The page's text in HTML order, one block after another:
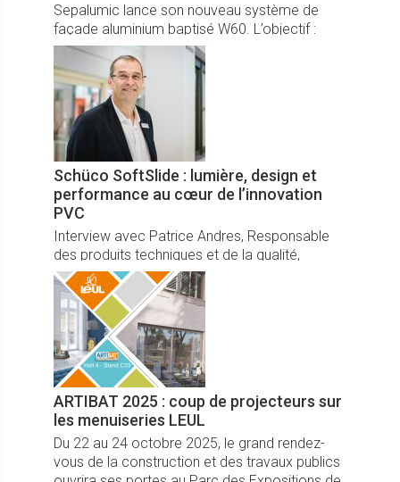
Sepalumic lance son nouveau système de
façade aluminium baptisé W60. L’objectif :
étoffer son offre, dans la lignée du W44
(façade légère ultra fine) en proposant un mur-
rideau pour la réalisation de grandes
dimensions. Disponible dernier trimestre 2025.
Schüco SoftSlide : lumière, design et
performance au cœur de l’innovation
PVC
Interview avec Patrice Andres, Responsable
des produits techniques et de la qualité,
Département PVC, Schüco International KG
ARTIBAT 2025 : coup de projecteurs sur
les menuiseries LEUL
Du 22 au 24 octobre 2025, le grand rendez-
vous de la construction et des travaux publics